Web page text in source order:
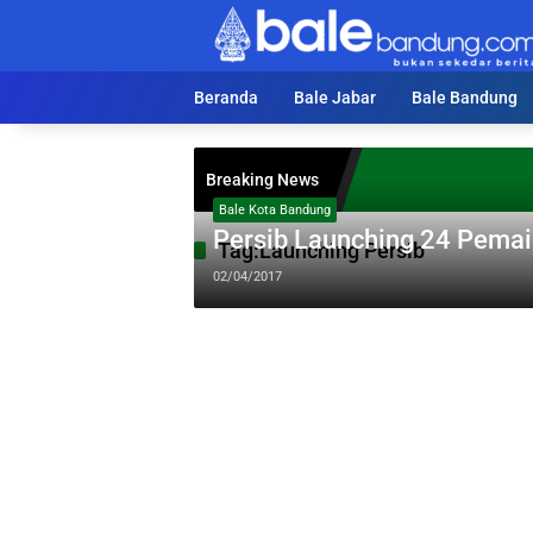
Beranda Bale Jabar Bale Bandung
Breaking News
Tag:Launching Persib
Bale Kota Bandung
Persib Launching 24
02/04/2017